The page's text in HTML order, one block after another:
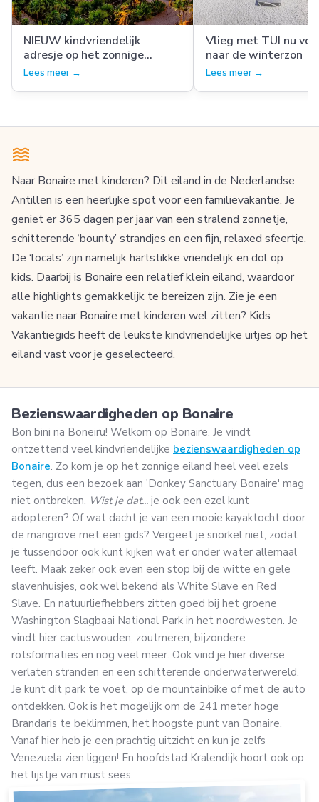
NIEUW kindvriendelijk
adresje op het zonnige
Bonaire
Lees meer →
Vlieg met TUI nu
naar de winterzon
Lees meer →
Naar Bonaire met kinderen? Dit eiland in de Nederlandse
Antillen is een heerlijke spot voor een familievakantie. Je
geniet er 365 dagen per jaar van een stralend zonnetje,
schitterende ‘bounty’ strandjes en een fijn, relaxed sfeertje.
De ‘locals’ zijn namelijk hartstikke vriendelijk en dol op
kids. Daarbij is Bonaire een relatief klein eiland, waardoor
alle highlights gemakkelijk te bereizen zijn. Zie je een
vakantie naar Bonaire met kinderen wel zitten? Kids
Vakantiegids heeft de leukste kindvriendelijke uitjes op het
eiland vast voor je geselecteerd.
Bezienswaardigheden op Bonaire
Bon bini na Boneiru! Welkom op Bonaire. Je vindt
ontzettend veel kindvriendelijke bezienswaardigheden op
Bonaire. Zo kom je op het zonnige eiland heel veel ezels
tegen, dus een bezoek aan 'Donkey Sanctuary Bonaire' mag
niet ontbreken. Wist je dat... je ook een ezel kunt
adopteren? Of wat dacht je van een mooie kayaktocht door
de mangrove met een gids? Vergeet je snorkel niet, zodat
je tussendoor ook kunt kijken wat er onder water allemaal
leeft. Maak zeker ook even een stop bij de witte en gele
slavenhuisjes, ook wel bekend als White Slave en Red
Slave. En natuurliefhebbers zitten goed bij het groene
Washington Slagbaai National Park in het noordwesten. Je
vindt hier cactuswouden, zoutmeren, bijzondere
rotsformaties en nog veel meer. Ook vind je hier diverse
verlaten stranden en een schitterende onderwaterwereld.
Je kunt dit park te voet, op de mountainbike of met de auto
ontdekken. Ook is het mogelijk om de 241 meter hoge
Brandaris te beklimmen, het hoogste punt van Bonaire.
Vanaf hier heb je een prachtig uitzicht en kun je zelfs
Venezuela zien liggen! En hoofdstad Kralendijk hoort ook op
het lijstje van must sees.